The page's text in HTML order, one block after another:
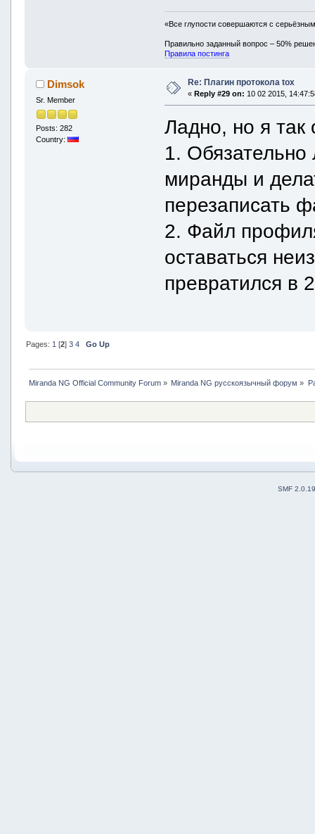
«Все глупости совершаются с
Правильно заданный вопрос – 50%
Правила постинга
Dimsok
Sr. Member
Posts: 282
Country:
Re: Плагин протокола tox
« Reply #29 on: 10 02 2015,
Ладно, но я так
1. Обязательно
миранды и
перезаписать
2. Файл
оставаться
превратился в
Pages: 1 [2] 3 4 Go Up
Miranda NG Official Community Forum» Miranda NG русскоязычный форум »
SMF 2.0.19